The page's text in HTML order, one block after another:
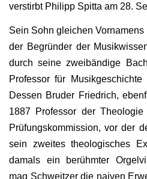
verstirbt Philipp Spitta am 28.
Sein Sohn gleichen
der Begründer der
durch seine zweibändige
Professor für
Dessen Bruder Friedrich,
1887 Professor der
Prüfungskommission, vor der
sein zweites theologisches
damals ein berühmter
mag Schweitzer die naiven